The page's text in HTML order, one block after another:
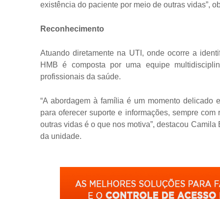
existência do paciente por meio de outras vidas”,
Reconhecimento
Atuando diretamente na UTI, onde ocorre a
HMB é composta por uma equipe
profissionais da saúde.
“A abordagem à família é um momento delicado
para oferecer suporte e informações, sempre
outras vidas é o que nos motiva”, destacou
da unidade.